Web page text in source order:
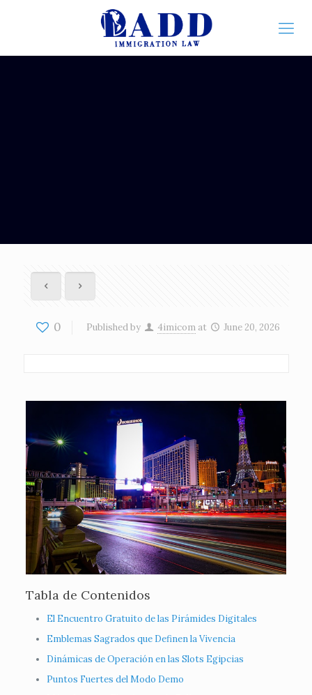
0 Published by 4imicom at June 20, 2026
Tabla de Contenidos
El Encuentro Gratuito de las Pirámides Digitales
Emblemas Sagrados que Definen la Vivencia
Dinámicas de Operación en las Slots Egipcias
Puntos Fuertes del Modo Demo